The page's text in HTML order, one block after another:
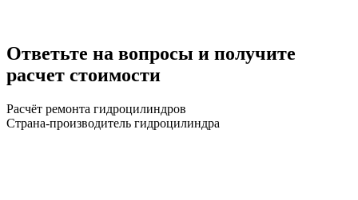
Ответьте на вопросы и получите
расчет стоимости
Расчёт ремонта гидроцилиндров
Страна-производитель гидроцилиндра